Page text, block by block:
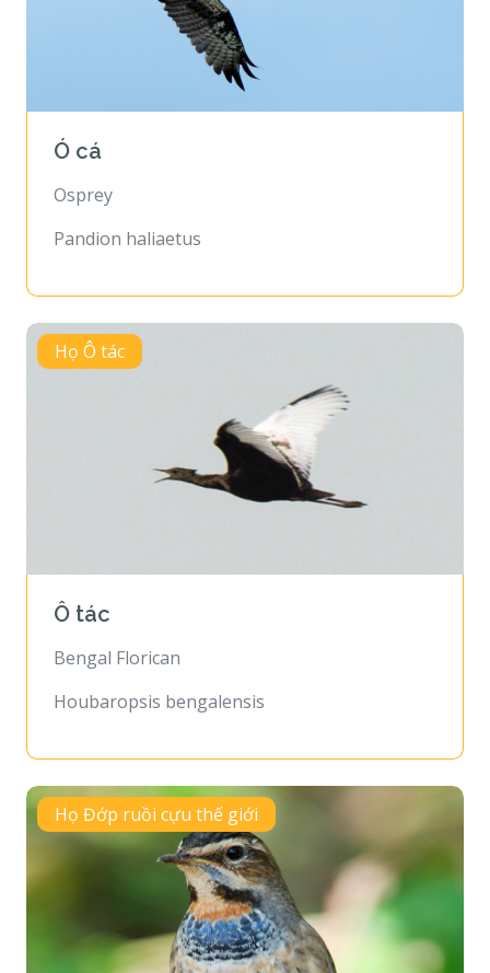
Ó cá
Osprey
Pandion haliaetus
Họ Ô tác
Ô tác
Bengal Florican
Houbaropsis bengalensis
Họ Đớp ruồi cựu thế giới